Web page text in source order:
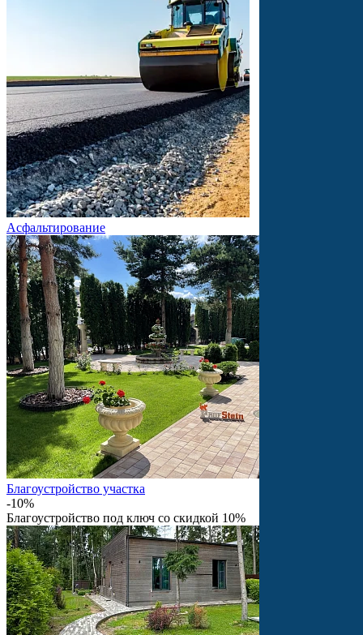
Асфальтирование
Благоустройство участка
-10%
Благоустройство под ключ со скидкой 10%